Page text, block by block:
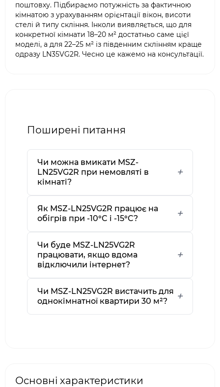
поштовху. Підбираємо потужність за фактичною
кімнатою з урахуванням орієнтації вікон, висоти
стелі й типу скління. Інколи виявляється, що для
конкретної кімнати 18–20 м² достатньо саме цієї
моделі, а для 22–25 м² із південним склінням краще
одразу LN35VG2R. Чесно це кажемо на консультації.
Поширені питання
Чи можна вмикати MSZ-
LN25VG2R при немовляті в
кімнаті?
Як MSZ-LN25VG2R працює на
обігрів при -10°C і -15°C?
Чи буде MSZ-LN25VG2R
працювати, якщо вдома
відключили інтернет?
Чи MSZ-LN25VG2R вистачить для
однокімнатної квартири 30 м²?
Основні характеристики